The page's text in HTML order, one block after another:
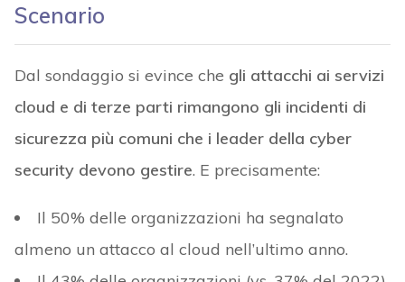
Scenario
Dal sondaggio si evince che gli attacchi ai servizi
cloud e di terze parti rimangono gli incidenti di
sicurezza più comuni che i leader della cyber
security devono gestire. E precisamente:
Il 50% delle organizzazioni ha segnalato
almeno un attacco al cloud nell’ultimo anno.